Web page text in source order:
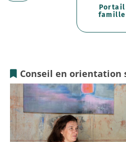
Portail
famille
Conseil en orientation
Tremplin
Orientation